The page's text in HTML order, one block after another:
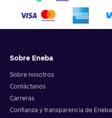
Sobre Eneba
Sobre nosotros
Contáctanos
Carreras
Confianza y transparencia de Eneba